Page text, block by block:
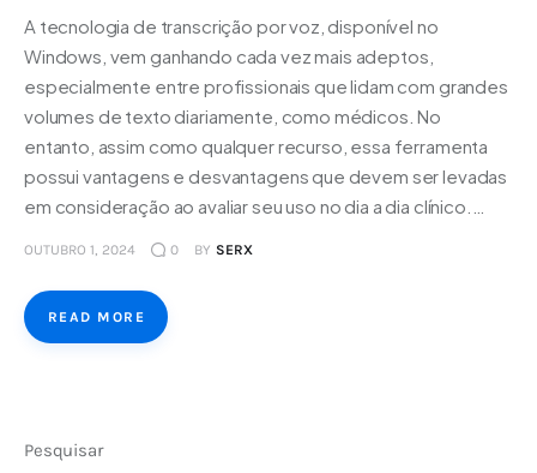
A tecnologia de transcrição por voz, disponível no
Windows, vem ganhando cada vez mais adeptos,
especialmente entre profissionais que lidam com grandes
volumes de texto diariamente, como médicos. No
entanto, assim como qualquer recurso, essa ferramenta
possui vantagens e desvantagens que devem ser levadas
em consideração ao avaliar seu uso no dia a dia clínico.…
OUTUBRO 1, 2024 0 BY SERX
READ MORE
Pesquisar